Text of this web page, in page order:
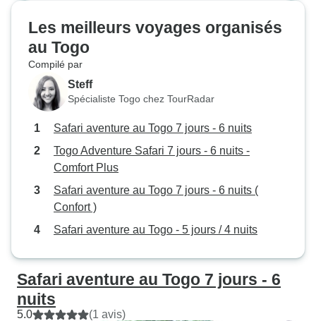
Les meilleurs voyages organisés
au Togo
Compilé par
Steff
Spécialiste Togo chez TourRadar
Safari aventure au Togo 7 jours - 6 nuits
Togo Adventure Safari 7 jours - 6 nuits -
Comfort Plus
Safari aventure au Togo 7 jours - 6 nuits (
Confort )
Safari aventure au Togo - 5 jours / 4 nuits
Safari aventure au Togo 7 jours - 6
nuits
5.0 (1 avis)